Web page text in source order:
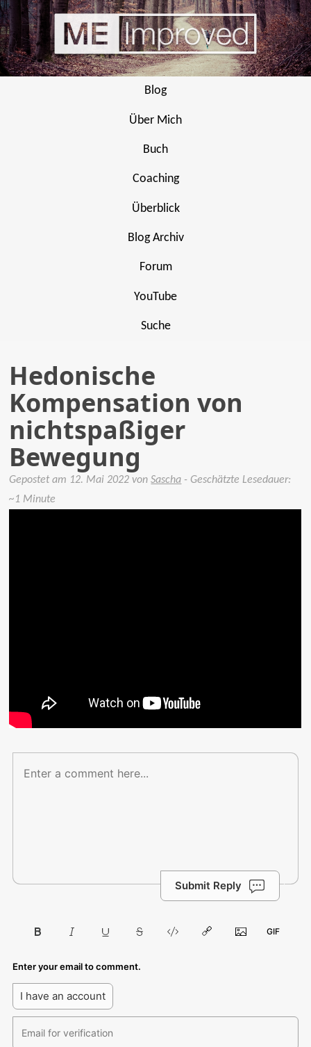
Blog
Über Mich
Buch
Coaching
Überblick
Blog Archiv
Forum
YouTube
Suche
Hedonische
Kompensation von
nichtspaßiger
Bewegung
Gepostet am 12. Mai 2022vonSascha - Geschätzte Lesedauer:
~1 Minute
Submit Reply
Enter your email to comment.
I have an account